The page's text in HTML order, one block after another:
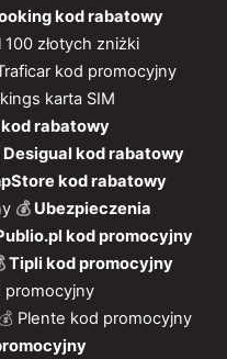
kod rabatowy
100 złotych zniżki
kod promocyjny
karta SIM
rabatowy
Desigual kod rabatowy
kod rabatowy
💰 Ubezpieczenia
kod promocyjny
Tipli kod promocyjny
promocyjny
💰 Plente kod promocyjny